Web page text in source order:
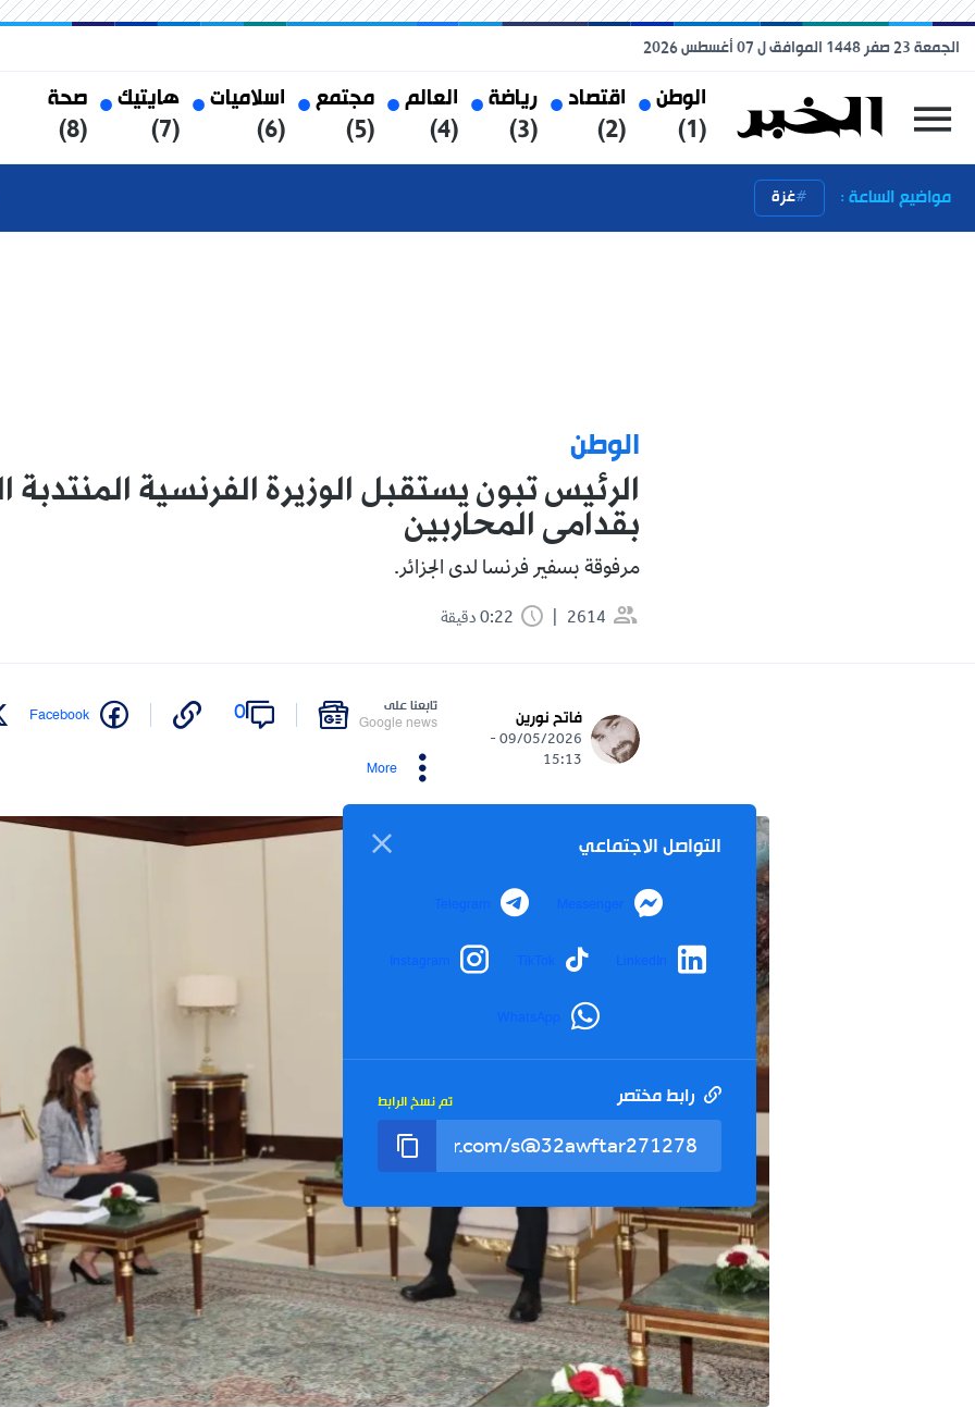
الوطن
(1)
اقتصاد
(2)
رياضة
(3)
العالم
(4)
مجتمع
(5)
اسلاميات
(6)
هايتيك
(7)
صحة
(8)
الجمعة 23 صفر 1448 الموافق ل 07 أغسطس 2026
مواضيع الساعة : غزة
الوطن
الرئيس تبون يستقبل الوزيرة الفرنسية المنتدبة
بقدامى المحاربين
مرفوقة بسفير فرنسا لدى الجزائر.
2614
فاتح نورين
09/05/2026 -
15:13
تابعنا على
Google news
0
Facebook
More
التواصل الاجتماعي
Messenger
Telegram
LinkedIn
TikTok
Instagram
WhatsApp
رابط مختصر تم نسخ الرابط